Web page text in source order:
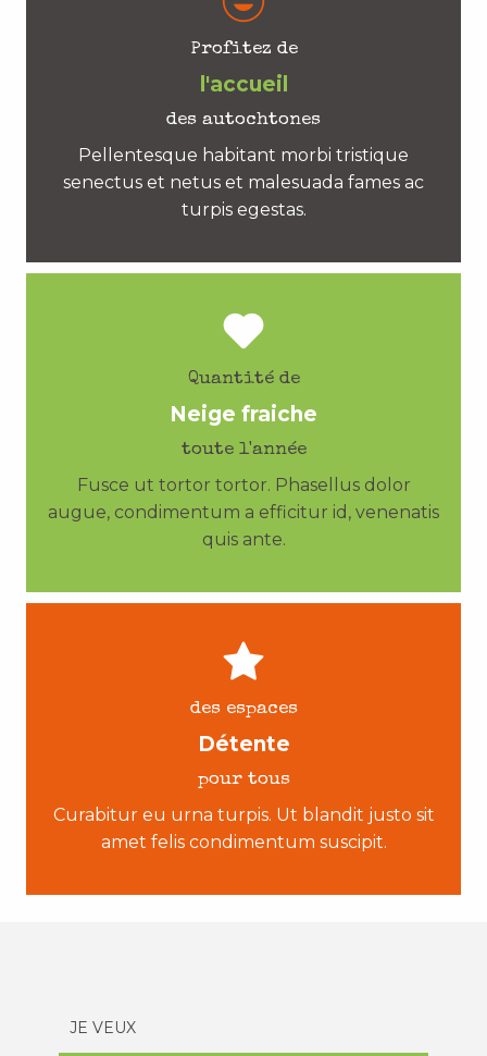
Profitez de
l'accueil
des autochtones
Pellentesque habitant morbi tristique
senectus et netus et malesuada fames ac
turpis egestas.
Quantité de
Neige fraiche
toute l'année
Fusce ut tortor tortor. Phasellus dolor
augue, condimentum a efficitur id, venenatis
quis ante.
des espaces
Détente
pour tous
Curabitur eu urna turpis. Ut blandit justo sit
amet felis condimentum suscipit.
JE VEUX